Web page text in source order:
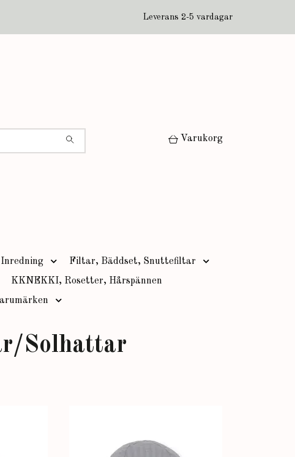
Leverans 2-5 vardagar
Varukorg
Inredning
Filtar, Bäddset, Snuttefiltar
KKNEKKI, Rosetter, Hårspännen
Solhattar